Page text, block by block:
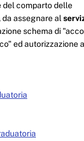
del comparto delle
assegnare al
schema di
ed autorizzazione